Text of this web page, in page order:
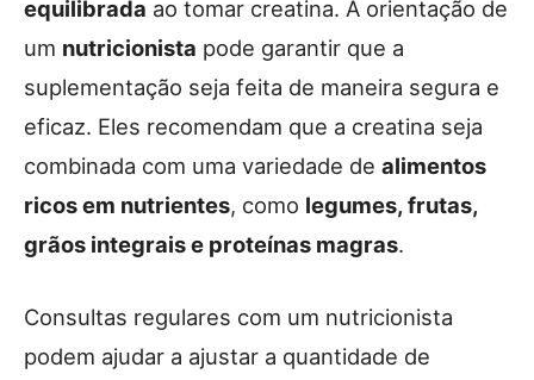
equilibrada ao tomar creatina. A orientação de
um nutricionista pode garantir que a
suplementação seja feita de maneira segura e
eficaz. Eles recomendam que a creatina seja
combinada com uma variedade de alimentos
ricos em nutrientes, como legumes, frutas,
grãos integrais e proteínas magras.
Consultas regulares com um nutricionista
podem ajudar a ajustar a quantidade de